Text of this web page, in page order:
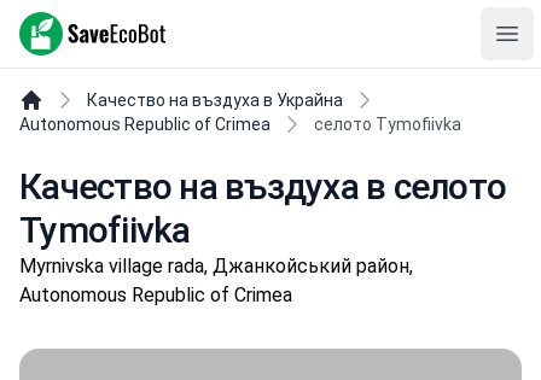
SaveEcoBot
Качество на въздуха в Украйна
Autonomous Republic of Crimea
селото Tymofiivka
Качество на въздуха в селото
Tymofiivka
Myrnivska village rada, Джанкойський район,
Autonomous Republic of Crimea